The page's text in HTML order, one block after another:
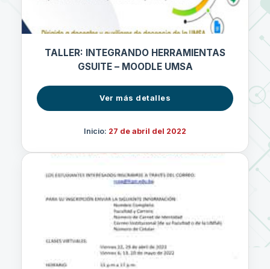
TALLER: INTEGRANDO HERRAMIENTAS
GSUITE – MOODLE UMSA
Ver más detalles
Inicio: 27 de abril del 2022